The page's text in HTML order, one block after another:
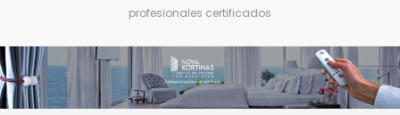
profesionales certificados